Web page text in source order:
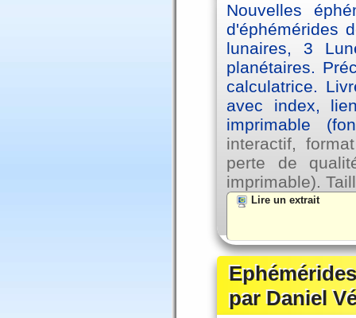
Nouvelles
d'éphémérides
lunaires, 3
planétaires.
calculatrice.
avec index,
imprimable
interactif,
perte de
imprimable).
Lire un extrait
par Daniel